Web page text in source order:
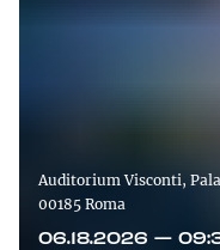
Auditorium Visconti,
00185 Roma
06.18.2026 —